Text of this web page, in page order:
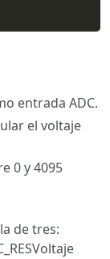
entrada ADC.
el voltaje
0 y 4095
de tres: